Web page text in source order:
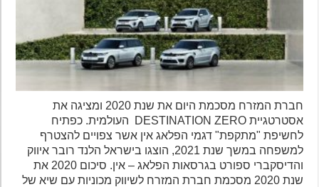
חברת המזרח מסכמת היום את שנת 2020 ומציגה את
אסטרטגיית DESTINATION ZERO העולמית. כפתיח
לחשיפת "מתקפת" דגמי הפלאג אין אשר צפויים להצטרף
למשפחה במשך שנת 2021, הוצגו בישראל הלנד רובר איווק
והדיסקברי ספורט בגרסאות הפלאג – אין. סיכום 2020 את
שנת 2020 מסכמת חברת המזרח לשיווק מכוניות עם שיא של